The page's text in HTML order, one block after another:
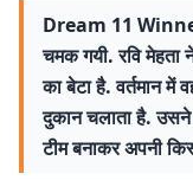
Dream 11 Winner
चमक गयी. रवि मेहता
का बेटा है. वर्तमान
दुकान चलाता है. उसने
टीम बनाकर अपनी